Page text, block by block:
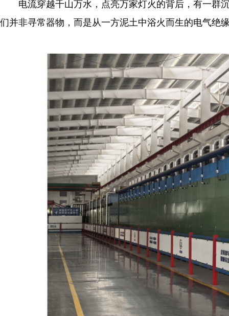
电流穿越千山万水，点亮万家灯火的背后，有一群
们并非寻常器物，而是从一方泥土中浴火而生的电气绝